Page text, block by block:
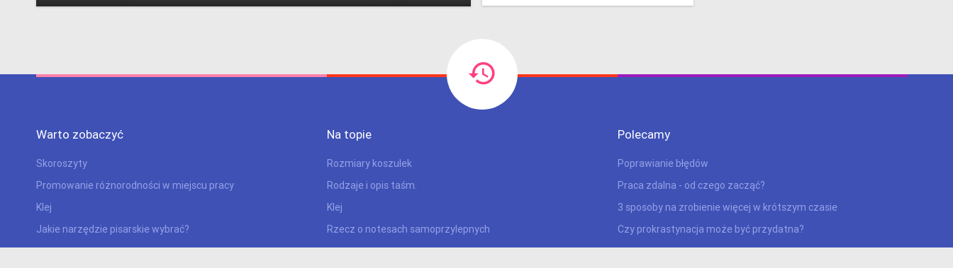
Warto zobaczyć
Skoroszyty
Promowanie różnorodności w miejscu pracy
Klej
Jakie narzędzie pisarskie wybrać?
Na topie
Rozmiary koszulek
Rodzaje i opis taśm.
Klej
Rzecz o notesach samoprzylepnych
Polecamy
Poprawianie błędów
Praca zdalna - od czego zacząć?
3 sposoby na zrobienie więcej w krótszym czasie
Czy prokrastynacja może być przydatna?